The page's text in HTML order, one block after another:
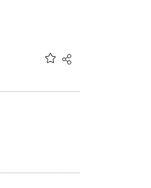
Share
Twitter